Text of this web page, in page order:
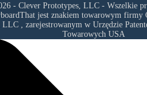
- Clever Prototypes, LLC - Wszelkie
jest znakiem towarowym firmy
LLC, zarejestrowanym w Urzędzie
Towarowych USA